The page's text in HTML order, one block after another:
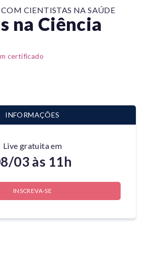
CIENTISTAS NA SAÚDE
na Ciência
certificado
INFORMAÇÕES
Live gratuita em
03 às 11h
INSCREVA-SE